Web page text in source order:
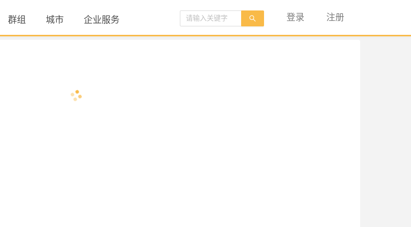
群组 城市 企业服务 登录 注册